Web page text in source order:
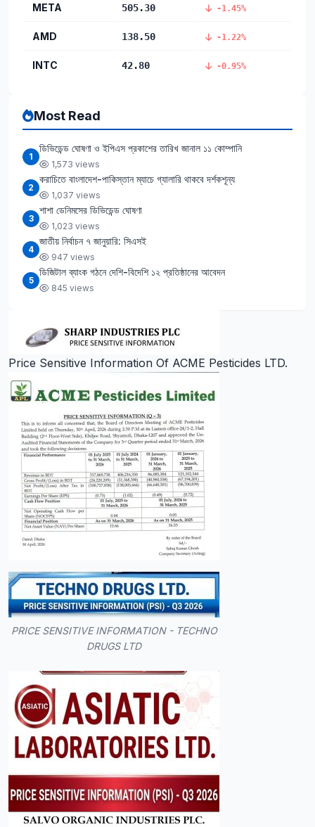
META 505.30 -1.45%
AMD 138.50 -1.22%
INTC 42.80 -0.95%
Most Read
1
ডিভিডেন্ড ঘোষণা ও ইপিএস প্রকাশের তারিখ জানাল ১১ কোম্পানি
1,573 views
2
করাচিতে বাংলাদেশ-পাকিস্তান ম্যাচে গ্যালারি থাকবে দর্শকশূন্য
1,037 views
3
শাশা ডেনিমসের ডিভিডেন্ড ঘোষণা
1,023 views
4
জাতীয় নির্বাচন ৭ জানুয়ারি: সিএসই
947 views
5
ডিজিটাল ব্যাংক গঠনে দেশি-বিদেশি ১২ প্রতিষ্ঠানের আবেদন
845 views
Price Sensitive Information Of ACME Pesticides LTD.
PRICE SENSITIVE INFORMATION - TECHNO
DRUGS LTD